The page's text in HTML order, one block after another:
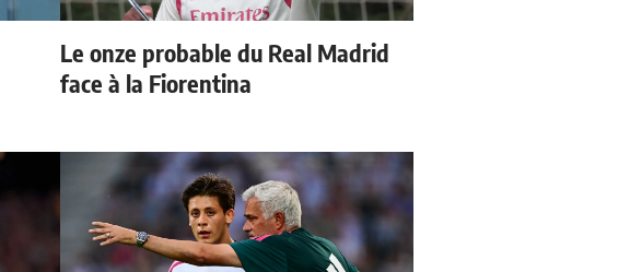
Le onze probable du Real Madrid
face à la Fiorentina